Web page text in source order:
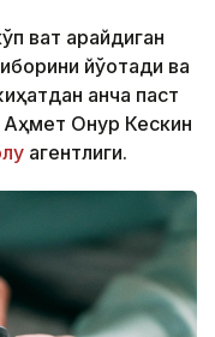
вақт қарайдиган
йўқотади ва
анча паст
Аҳмет Онур Кескин
агентлиги.